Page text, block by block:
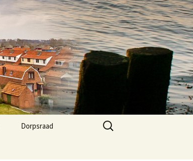
Dorpsraad
Zoeken
naar: